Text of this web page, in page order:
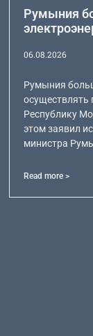
Румыния
06.08.2026
Румыния
осуществлять
Республику
этом заявил
министра
Read more >